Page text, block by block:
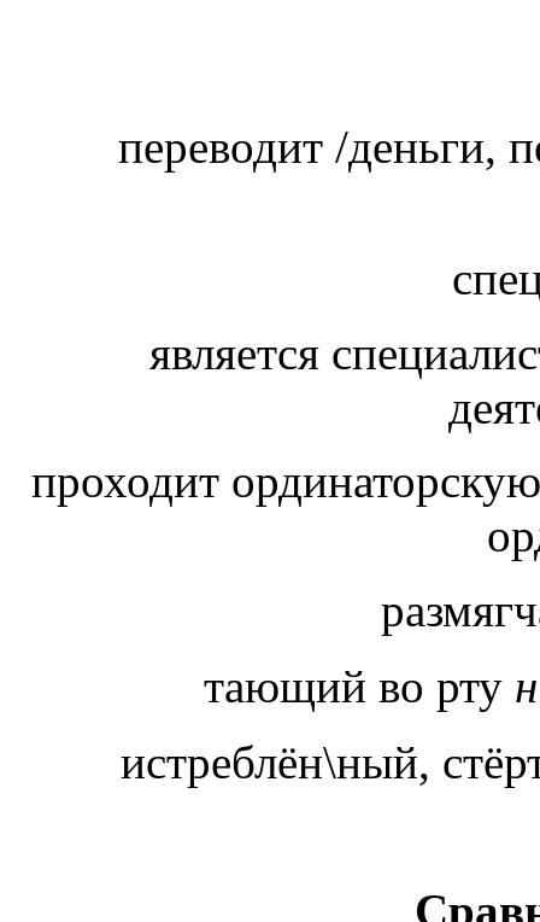
переводит /деньги,
является
проходит
тающий во рту
истреблён\ный,